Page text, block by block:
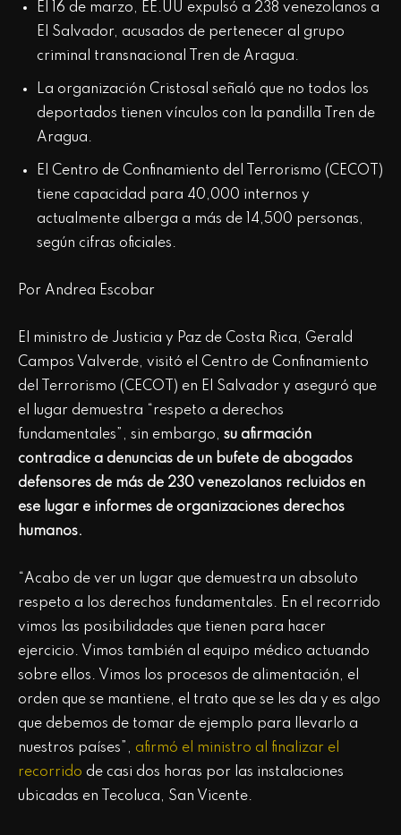
El 16 de marzo, EE.UU expulsó a 238 venezolanos a
El Salvador, acusados de pertenecer al grupo
criminal transnacional Tren de Aragua.
La organización Cristosal señaló que no todos los
deportados tienen vínculos con la pandilla Tren de
Aragua.
El Centro de Confinamiento del Terrorismo (CECOT)
tiene capacidad para 40,000 internos y
actualmente alberga a más de 14,500 personas,
según cifras oficiales.
Por Andrea Escobar
El ministro de Justicia y Paz de Costa Rica, Gerald
Campos Valverde, visitó el Centro de Confinamiento
del Terrorismo (CECOT) en El Salvador y aseguró que
el lugar demuestra “respeto a derechos
fundamentales”, sin embargo, su afirmación
contradice a denuncias de un bufete de abogados
defensores de más de 230 venezolanos recluidos en
ese lugar e informes de organizaciones derechos
humanos.
“Acabo de ver un lugar que demuestra un absoluto
respeto a los derechos fundamentales. En el recorrido
vimos las posibilidades que tienen para hacer
ejercicio. Vimos también al equipo médico actuando
sobre ellos. Vimos los procesos de alimentación, el
orden que se mantiene, el trato que se les da y es algo
que debemos de tomar de ejemplo para llevarlo a
nuestros países”, afirmó el ministro al finalizar el
recorrido de casi dos horas por las instalaciones
ubicadas en Tecoluca, San Vicente.